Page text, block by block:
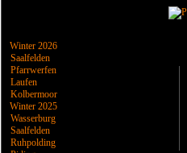
Winter 2026
Saalfelden
Pfarrwerfen
Laufen
Kolbermoor
Winter 2025
Wasserburg
Saalfelden
Ruhpolding